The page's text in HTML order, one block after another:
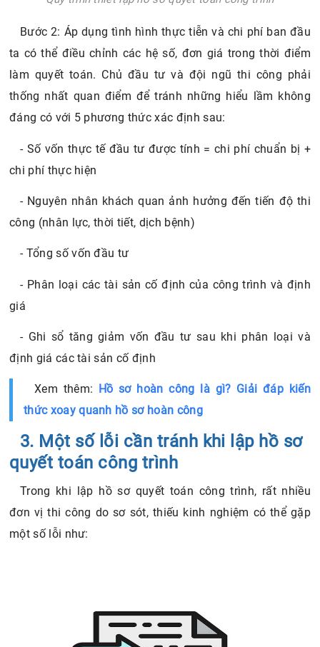
Bước 2: Áp dụng tình hình thực tiễn và chi phí ban đầu
ta có thể điều chỉnh các hệ số, đơn giá trong thời điểm
làm quyết toán. Chủ đầu tư và đội ngũ thi công phải
thống nhất quan điểm để tránh những hiểu lầm không
đáng có với 5 phương thức xác định sau:
- Số vốn thực tế đầu tư được tính = chi phí chuẩn bị +
chi phí thực hiện
- Nguyên nhân khách quan ảnh hưởng đến tiến độ thi
công (nhân lực, thời tiết, dịch bệnh)
- Tổng số vốn đầu tư
- Phân loại các tài sản cố định của công trình và định
giá
- Ghi sổ tăng giảm vốn đầu tư sau khi phân loại và
định giá các tài sản cố định
Xem thêm:
Hồ sơ hoàn công là gì? Giải đáp kiến
thức xoay quanh hồ sơ hoàn công
3. Một số lỗi cần tránh khi lập hồ sơ
quyết toán công trình
Trong khi lập hồ sơ quyết toán công trình, rất nhiều
đơn vị thi công do sơ sót, thiếu kinh nghiệm có thể gặp
một số lỗi như: